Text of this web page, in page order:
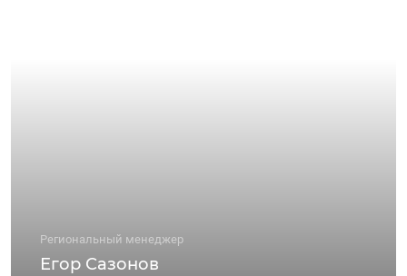
Региональный менеджер
Егор Сазонов